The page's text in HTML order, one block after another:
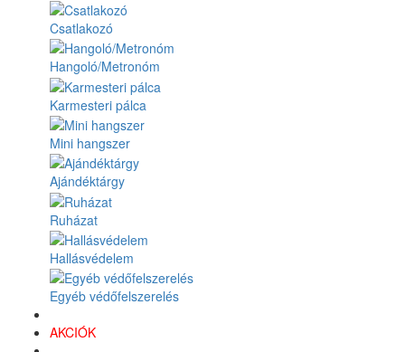
Csatlakozó
Hangoló/Metronóm
Karmesteri pálca
Mini hangszer
Ajándéktárgy
Ruházat
Hallásvédelem
Egyéb védőfelszerelés
AKCIÓK